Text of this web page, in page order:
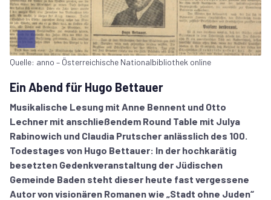
Quelle: anno – Österreichische Nationalbibliothek online
Ein Abend für Hugo Bettauer
Musikalische Lesung mit Anne Bennent und Otto
Lechner mit anschließendem Round Table mit Julya
Rabinowich und Claudia Prutscher anlässlich des 100.
Todestages von Hugo Bettauer: In der hochkarätig
besetzten Gedenkveranstaltung der Jüdischen
Gemeinde Baden steht dieser heute fast vergessene
Autor von visionären Romanen wie „Stadt ohne Juden“